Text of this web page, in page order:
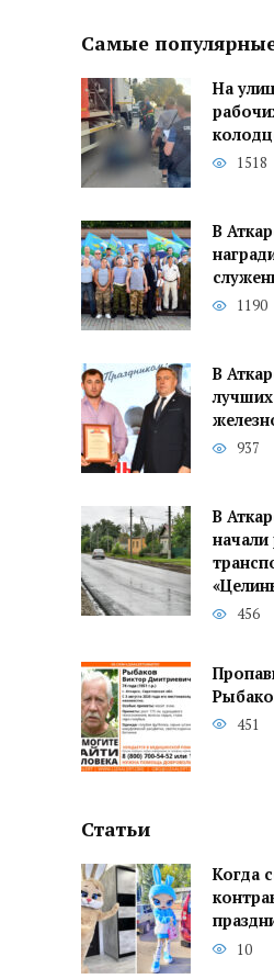
Самые
На
1518
В
1190
В
лучших
937
В
456
451
Статьи
Когда
10